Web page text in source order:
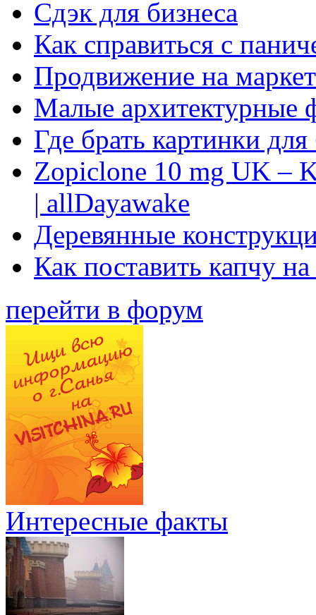
Сдэк для бизнеса
Как справиться с
Продвижение на
Малые архитектурные
Где брать картинки
Zopiclone 10 mg UK –
| allDayawake
Деревянные
Как поставить капчу
перейти в форум
Интересные факты